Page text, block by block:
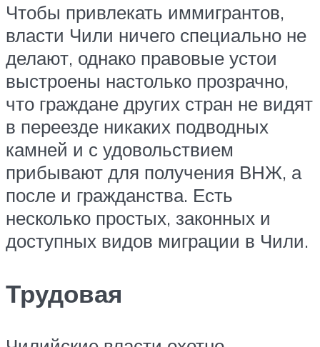
Чтобы привлекать иммигрантов,
власти Чили ничего специально не
делают, однако правовые устои
выстроены настолько прозрачно,
что граждане других стран не видят
в переезде никаких подводных
камней и с удовольствием
прибывают для получения ВНЖ, а
после и гражданства. Есть
несколько простых, законных и
доступных видов миграции в Чили.
Трудовая